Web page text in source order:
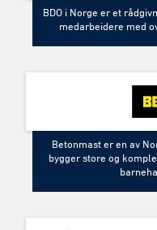
BDO i Norge er et
medarbeidere med
Betonmast er en av
bygger store og